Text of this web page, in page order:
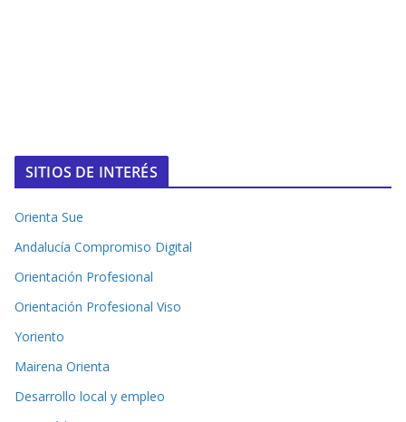
SITIOS DE INTERÉS
Orienta Sue
Andalucía Compromiso Digital
Orientación Profesional
Orientación Profesional Viso
Yoriento
Mairena Orienta
Desarrollo local y empleo